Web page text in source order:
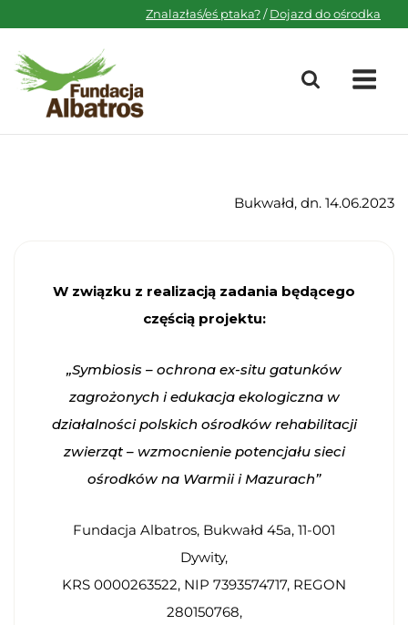
to
content
Znalazłaś/eś ptaka?/Dojazd do ośrodka
Bukwałd, dn. 14.06.2023
W związku z realizacją zadania będącego
częścią projektu:
„Symbiosis – ochrona ex-situ gatunków
zagrożonych i edukacja ekologiczna w
działalności polskich ośrodków rehabilitacji
zwierząt – wzmocnienie potencjału sieci
ośrodków na Warmii i Mazurach”
Fundacja Albatros, Bukwałd 45a, 11-001
Dywity,
KRS 0000263522, NIP 7393574717, REGON
280150768,